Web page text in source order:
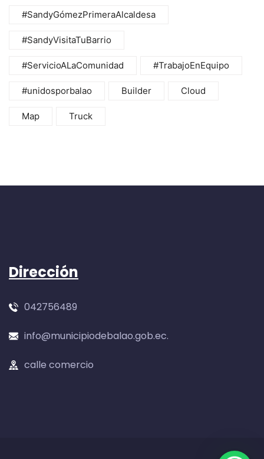
#SandyGómezPrimeraAlcaldesa
#SandyVisitaTuBarrio
#ServicioALaComunidad #TrabajoEnEquipo
#unidosporbalao Builder Cloud
Map Truck
Dirección
042756489
info@municipiodebalao.gob.ec.
calle comercio